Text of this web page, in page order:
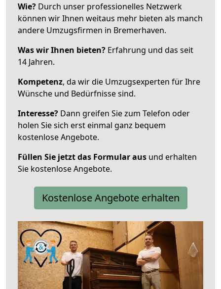
Wie? Durch unser professionelles Netzwerk
können wir Ihnen weitaus mehr bieten als manch
andere Umzugsfirmen in Bremerhaven.
Was wir Ihnen bieten? Erfahrung und das seit
14 Jahren.
Kompetenz, da wir die Umzugsexperten für Ihre
Wünsche und Bedürfnisse sind.
Interesse? Dann greifen Sie zum Telefon oder
holen Sie sich erst einmal ganz bequem
kostenlose Angebote.
Füllen Sie jetzt das Formular aus und erhalten
Sie kostenlose Angebote.
Kostenlose Angebote erhalten